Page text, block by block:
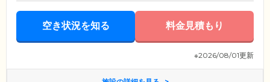
空き状況を知る 料金見積もり
※2026/08/01更新